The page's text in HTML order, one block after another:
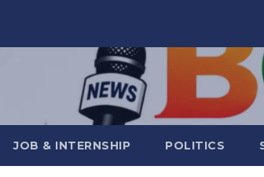
JOB & INTERNSHIP POLITICS